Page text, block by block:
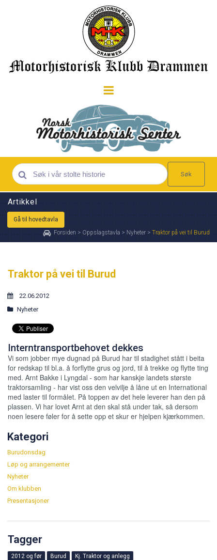
Søk
Artikkel
Gå til hovedtavla
Forsiden > Oppslagstavla > Nyheter > Traktor på vei til Burud
Traktor på vei til Burud
22.06.2012
Nyheter
Interntransportbehovet dekkes
Vi som jobber mye dugnad på Burud har til stadighet stått i beita
for redskap til bl.a. å forflytte grus og jord, til å trekke og flytte ting
med. Arnt Bakke i Lyngdal - som har kanskje landets største
traktorsamling - har vist oss den velvilje å låne ut en International
med laster til formålet. På toppen av det hele leverer han den på
plassen. Vi har lovet Arnt at den skal stå under tak, så dersom
noen lesere føler for å sette opp et skur er hjelpen kjærkommen.
Kategori
Burudonsdag
Løp og arrangementer
Nyheter
Om klubben
Presentasjoner
Tagger
2012 og før Burud Kj. Traktor og anlegg